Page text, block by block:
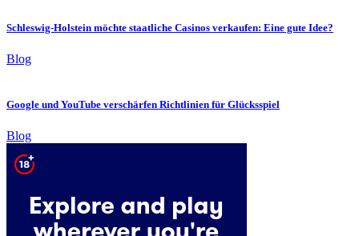
Schleswig-Holstein möchte staatliche Casinos verkaufen: Eine gute Idee?
Blog
Google und YouTube verschärfen Richtlinien für Glücksspiel
Blog